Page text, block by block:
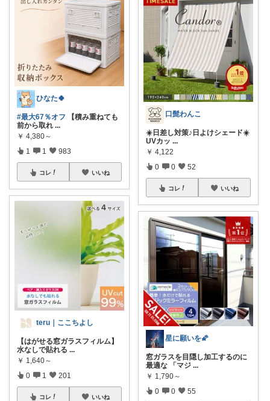
ひなた🍀
#最大67％オフ 【積み重ねても
前から取れ ...
￥ 4,380～
1 1 983
コレ いいね
teru｜ここちよし
【はがせる窓ガラスフィルム】
水なしで貼れる ...
￥ 1,640～
0 1 201
コレ いいね
口髭わんこ
☀️日差し対策♪日よけシェード☀️
UVカッ ...
￥ 4,122
0 0 52
コレ いいね
星に願いを🌠
窓ガラスを目隠し加工するのに
最適な 「マジ ...
￥ 1,790～
0 0 55